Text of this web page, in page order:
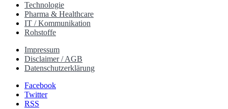
Technologie
Pharma & Healthcare
IT / Kommunikation
Rohstoffe
Impressum
Disclaimer / AGB
Datenschutzerklärung
Facebook
Twitter
RSS